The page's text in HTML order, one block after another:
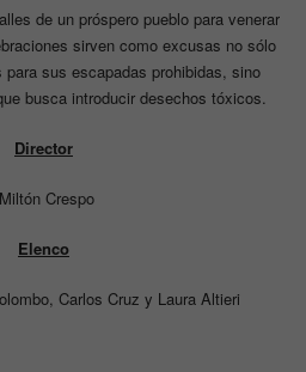
de un próspero pueblo para venerar
sirven como excusas no sólo
sus escapadas prohibidas, sino
busca introducir desechos tóxicos.
Director
Miltón Crespo
Elenco
Carlos Cruz y Laura Altieri